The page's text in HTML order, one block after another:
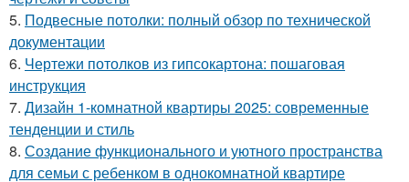
5. Подвесные потолки: полный обзор по технической
документации
6. Чертежи потолков из гипсокартона: пошаговая
инструкция
7. Дизайн 1-комнатной квартиры 2025: современные
тенденции и стиль
8. Создание функционального и уютного пространства
для семьи с ребенком в однокомнатной квартире